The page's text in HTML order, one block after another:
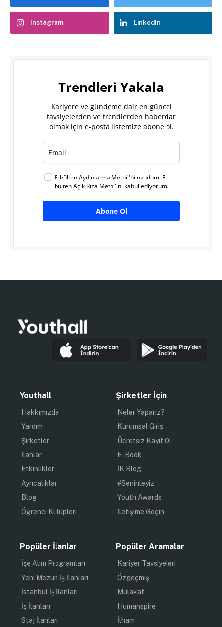
Instagram LinkedIn
Trendleri Yakala
Kariyere ve gündeme dair en güncel
tavsiyelerden ve trendlerden haberdar
olmak için e-posta listemize abone ol.
E-bültenAydınlatma Metni''ni okudum. E-
bülten Açık Rıza Metni''ni kabul ediyorum.
Abone Ol
Youthall
Hakkımızda
Yardım
Şirketler
İlanlar
Etkinlikler
Ayrıcalıklar
Blog
Öğrenci Kulüpleri
Şirketler İçin
Neler Yaparız?
Kurumsal Giriş
Ücretsiz Kayıt Ol
E-Book
İK Blog
#Seninleyiz
Youth Awards
İletişime Geçin
Popüler İlanlar
İşe Alım Programları
Yeni Mezun İş İlanları
İstanbul İş İlanları
İş İlanları
Staj İlanları
Popüler Aramalar
Kariyer Tavsiyeleri
Özgeçmiş
Mülakat
Humanspire
İlham